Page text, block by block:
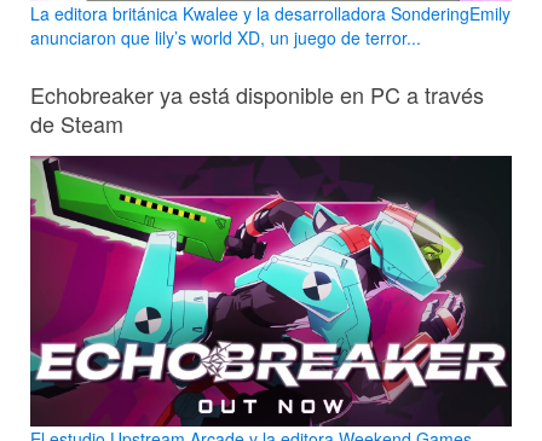
La editora británica Kwalee y la desarrolladora SonderingEmily
anunciaron que lily’s world XD, un juego de terror...
Echobreaker ya está disponible en PC a través
de Steam